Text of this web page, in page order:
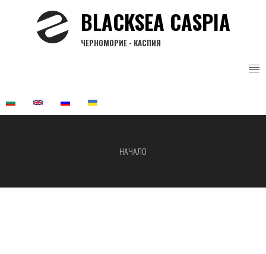
BLACKSEA CASPIA
ЧЕРНОМОРИЕ - КАСПИЯ
НАЧАЛО